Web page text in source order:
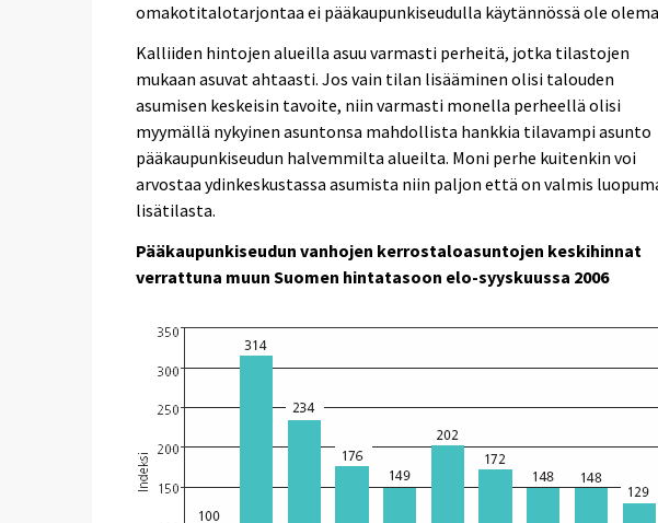
omakotitalotarjontaa ei pääkaupunkiseudulla käytännössä ole
Kalliiden hintojen alueilla asuu varmasti perheitä, jotka tilastojen
mukaan asuvat ahtaasti. Jos vain tilan lisääminen olisi talouden
asumisen keskeisin tavoite, niin varmasti monella perheellä olisi
myymällä nykyinen asuntonsa mahdollista hankkia tilavampi asunto
pääkaupunkiseudun halvemmilta alueilta. Moni perhe kuitenkin voi
arvostaa ydinkeskustassa asumista niin paljon että on valmis
lisätilasta.
Pääkaupunkiseudun vanhojen kerrostaloasuntojen keskihinnat
verrattuna muun Suomen hintatasoon elo-syyskuussa 2006